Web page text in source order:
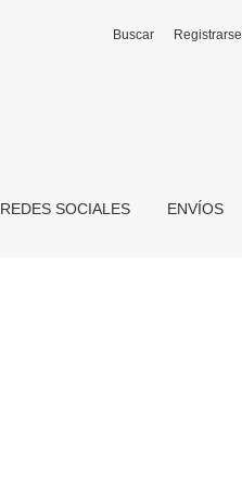
REDES SOCIALES ENVÍOS
Buscar Registrarse